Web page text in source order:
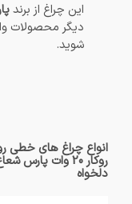
این چراغ از برند
دیگر محصولات
شوید.
روکار 20 وات
دلخواه